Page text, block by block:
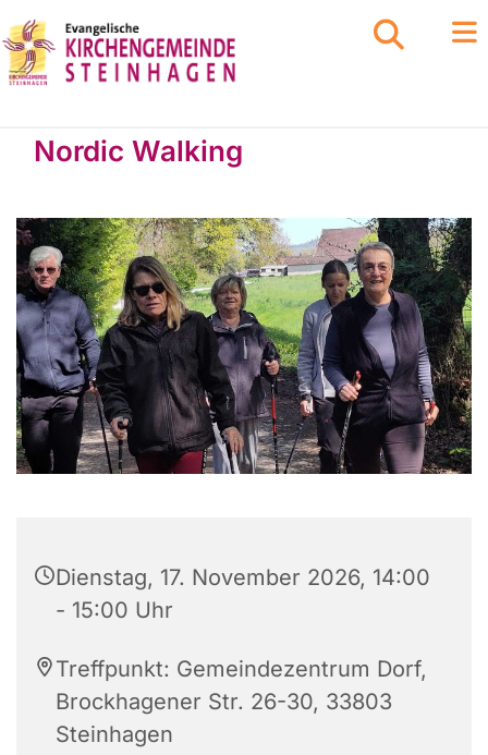
Nordic Walking
Dienstag, 17. November 2026, 14:00
- 15:00 Uhr
Treffpunkt: Gemeindezentrum Dorf,
Brockhagener Str. 26-30, 33803
Steinhagen